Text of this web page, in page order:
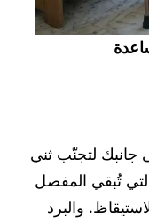
جانبك لتجنّب ثني
تُبقي المفصل
والبرد